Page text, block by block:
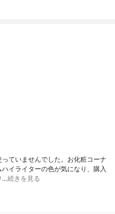
ていませんでした。お化粧コーナ
イライターの色が気になり、購入
…続きを見る